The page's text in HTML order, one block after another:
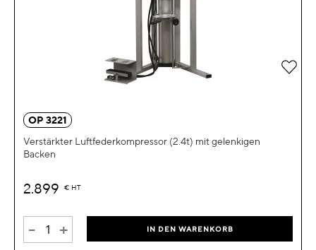
OP 3221
Verstärkter Luftfederkompressor (2.4t) mit gelenkigen
Backen
2.899 € HT
- + IN DEN WARENKORB
Zur